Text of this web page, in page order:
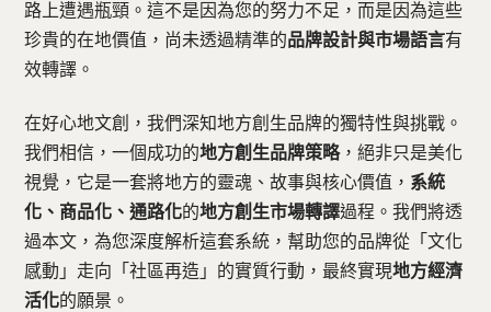
路上遭遇瓶頸。這不是因為您的努力不足，而是因為這些
珍貴的在地價值，尚未透過精準的品牌設計與市場語言有
效轉譯。
在好心地文創，我們深知地方創生品牌的獨特性與挑戰。
我們相信，一個成功的地方創生品牌策略，絕非只是美化
視覺，它是一套將地方的靈魂、故事與核心價值， 系統
化、商品化、通路化的地方創生市場轉譯過程。我們將透
過本文，為您深度解析這套系統，幫助您的品牌從「文化
感動」走向「社區再造」的實質行動，最終實現地方經濟
活化的願景。